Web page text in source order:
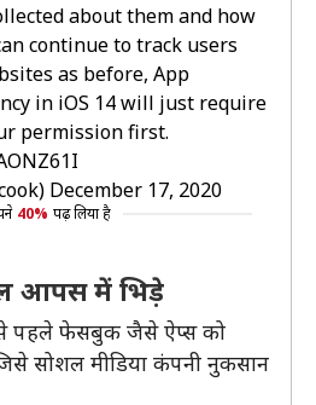
about them and how
continue to track users
as before, App
in iOS 14 will just require
permission first.
December 17, 2020
40% पढ़ लिया है
आपस में भिड़े
से पहले फेसबुक जैसे ऐप्स को
सोशल मीडिया कंपनी नुकसान